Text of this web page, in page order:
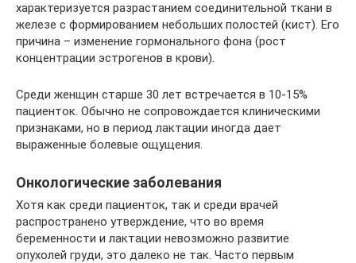
характеризуется разрастанием соединительной ткани в
железе с формированием небольших полостей (кист). Его
причина – изменение гормонального фона (рост
концентрации эстрогенов в крови).
Среди женщин старше 30 лет встречается в 10-15%
пациенток. Обычно не сопровождается клиническими
признаками, но в период лактации иногда дает
выраженные болевые ощущения.
Онкологические заболевания
Хотя как среди пациенток, так и среди врачей
распространено утверждение, что во время
беременности и лактации невозможно развитие
опухолей груди, это далеко не так. Часто первым